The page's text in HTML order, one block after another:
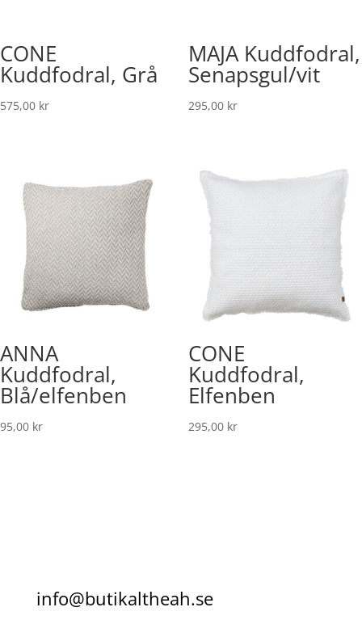
CONE
Kuddfodral, Grå
575,00 kr
MAJA Kuddfodral,
Senapsgul/vit
295,00 kr
ANNA
Kuddfodral,
Blå/elfenben
95,00 kr
CONE
Kuddfodral,
Elfenben
295,00 kr
info@butikaltheah.se